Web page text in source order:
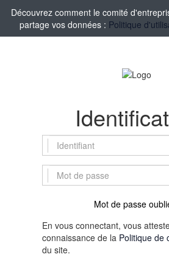
Découvrez comment le comité
partage vos données : Politique
Mot de passe
En vous connectant, vous
connaissance de la Politique de
du site.